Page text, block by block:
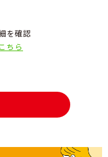
を確認
ちら